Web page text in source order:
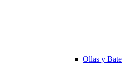
Ollas y